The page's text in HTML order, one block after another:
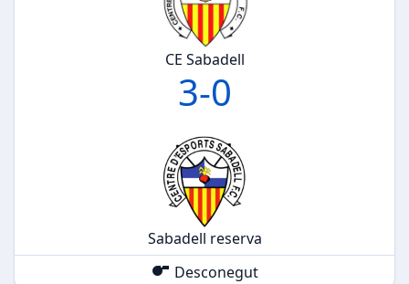
CE Sabadell
3-0
Sabadell reserva
Desconegut